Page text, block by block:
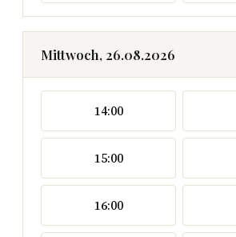
Mittwoch, 26.08.2026
14:00
15:00
16:00